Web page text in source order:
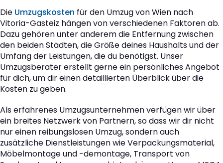
Die Umzugskosten für den Umzug von Wien nach
Vitoria-Gasteiz hängen von verschiedenen Faktoren ab.
Dazu gehören unter anderem die Entfernung zwischen
den beiden Städten, die Größe deines Haushalts und der
Umfang der Leistungen, die du benötigst. Unser
Umzugsberater erstellt gerne ein persönliches Angebot
für dich, um dir einen detaillierten Überblick über die
Kosten zu geben.
Als erfahrenes Umzugsunternehmen verfügen wir über
ein breites Netzwerk von Partnern, so dass wir dir nicht
nur einen reibungslosen Umzug, sondern auch
zusätzliche Dienstleistungen wie Verpackungsmaterial,
Möbelmontage und -demontage, Transport von